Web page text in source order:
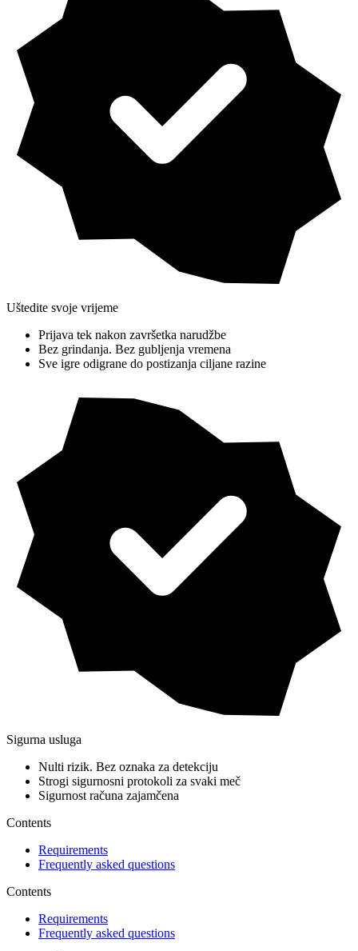
Uštedite svoje vrijeme
Prijava tek nakon završetka narudžbe
Bez grindanja. Bez gubljenja vremena
Sve igre odigrane do postizanja ciljane razine
Sigurna usluga
Nulti rizik. Bez oznaka za detekciju
Strogi sigurnosni protokoli za svaki meč
Sigurnost računa zajamčena
Contents
Requirements
Frequently asked questions
Contents
Requirements
Frequently asked questions